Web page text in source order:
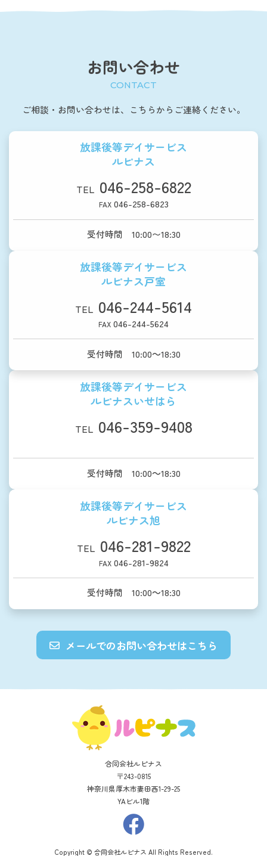
お問い合わせ
CONTACT
ご相談・お問い合わせは、こちらからご連絡ください。
放課後等デイサービス
ルピナス
TEL 046-258-6822
FAX046-258-6823
受付時間 10:00〜18:30
放課後等デイサービス
ルピナス戸室
TEL 046-244-5614
FAX 046-244-5624
受付時間 10:00～18:30
放課後等デイサービス
ルピナスいせはら
TEL 046-359-9408
受付時間 10:00～18:30
放課後等デイサービス
ルピナス旭
TEL 046-281-9822
FAX046-281-9824
受付時間 10:00～18:30
メールでのお問い合わせはこちら
合同会社ルピナス
〒243-0815
神奈川県厚木市妻田西1-29-25
YAビル1階
Copyright © 合同会社ルピナス All Rights Reserved.